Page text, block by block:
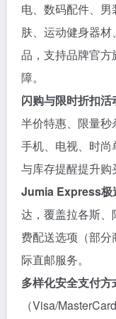
电、数码配件、
肤、运动健身器
品，支持品牌官
障。
闪购与限时折扣活
半价特惠、限量
手机、电视、时
与库存提醒提升购
Jumia Express极
达，覆盖拉各斯
费配送选项（部
际直邮服务。
多样化安全支付方
（Visa/